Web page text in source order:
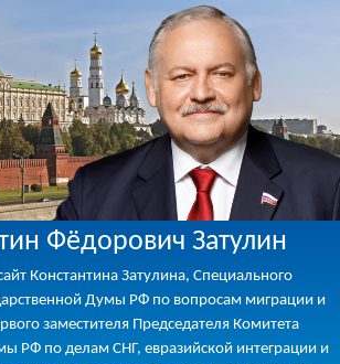
Фёдорович Затулин
Константина Затулина, Специального
Думы РФ по вопросам миграции и
заместителя Председателя Комитета
РФ по делам СНГ, евразийской интеграции и